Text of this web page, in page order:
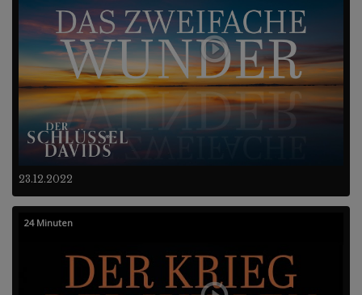
23.12.2022
24 Minuten